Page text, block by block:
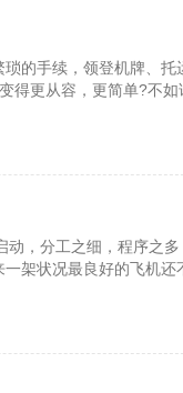
的手续，领登机牌、托
得更从容，更简单?不如
动，分工之细，程序之多
架状况最良好的飞机还